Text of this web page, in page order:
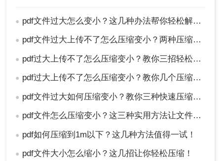
需要的元数据来减小文件大小。
您可以根据实际需求选择合适的方法来减小文件大
小并提高存储效率。同时也要注意保护个人隐私和
安全，避免上传重要或敏感信息。
● pdf文件过大怎么变小？这几种办法帮你轻松解决！
● pdf文件过大上传不了怎么压缩变小？两种压缩方法帮你轻松解决！
● pdf过大上传不了怎么压缩变小？教你三招轻松压缩pdf文档！
● pdf过大上传不了怎么压缩变小？教你几个压缩方法！
● pdf文件过大如何压缩变小？教你三种快速压缩的方法！
● pdf文件怎么压缩变小？这三种实用方法让文件变小!
● pdf如何压缩到1m以下？这几种方法值得一试！
● pdf文件大小怎么缩小？这几招让你轻松压缩！